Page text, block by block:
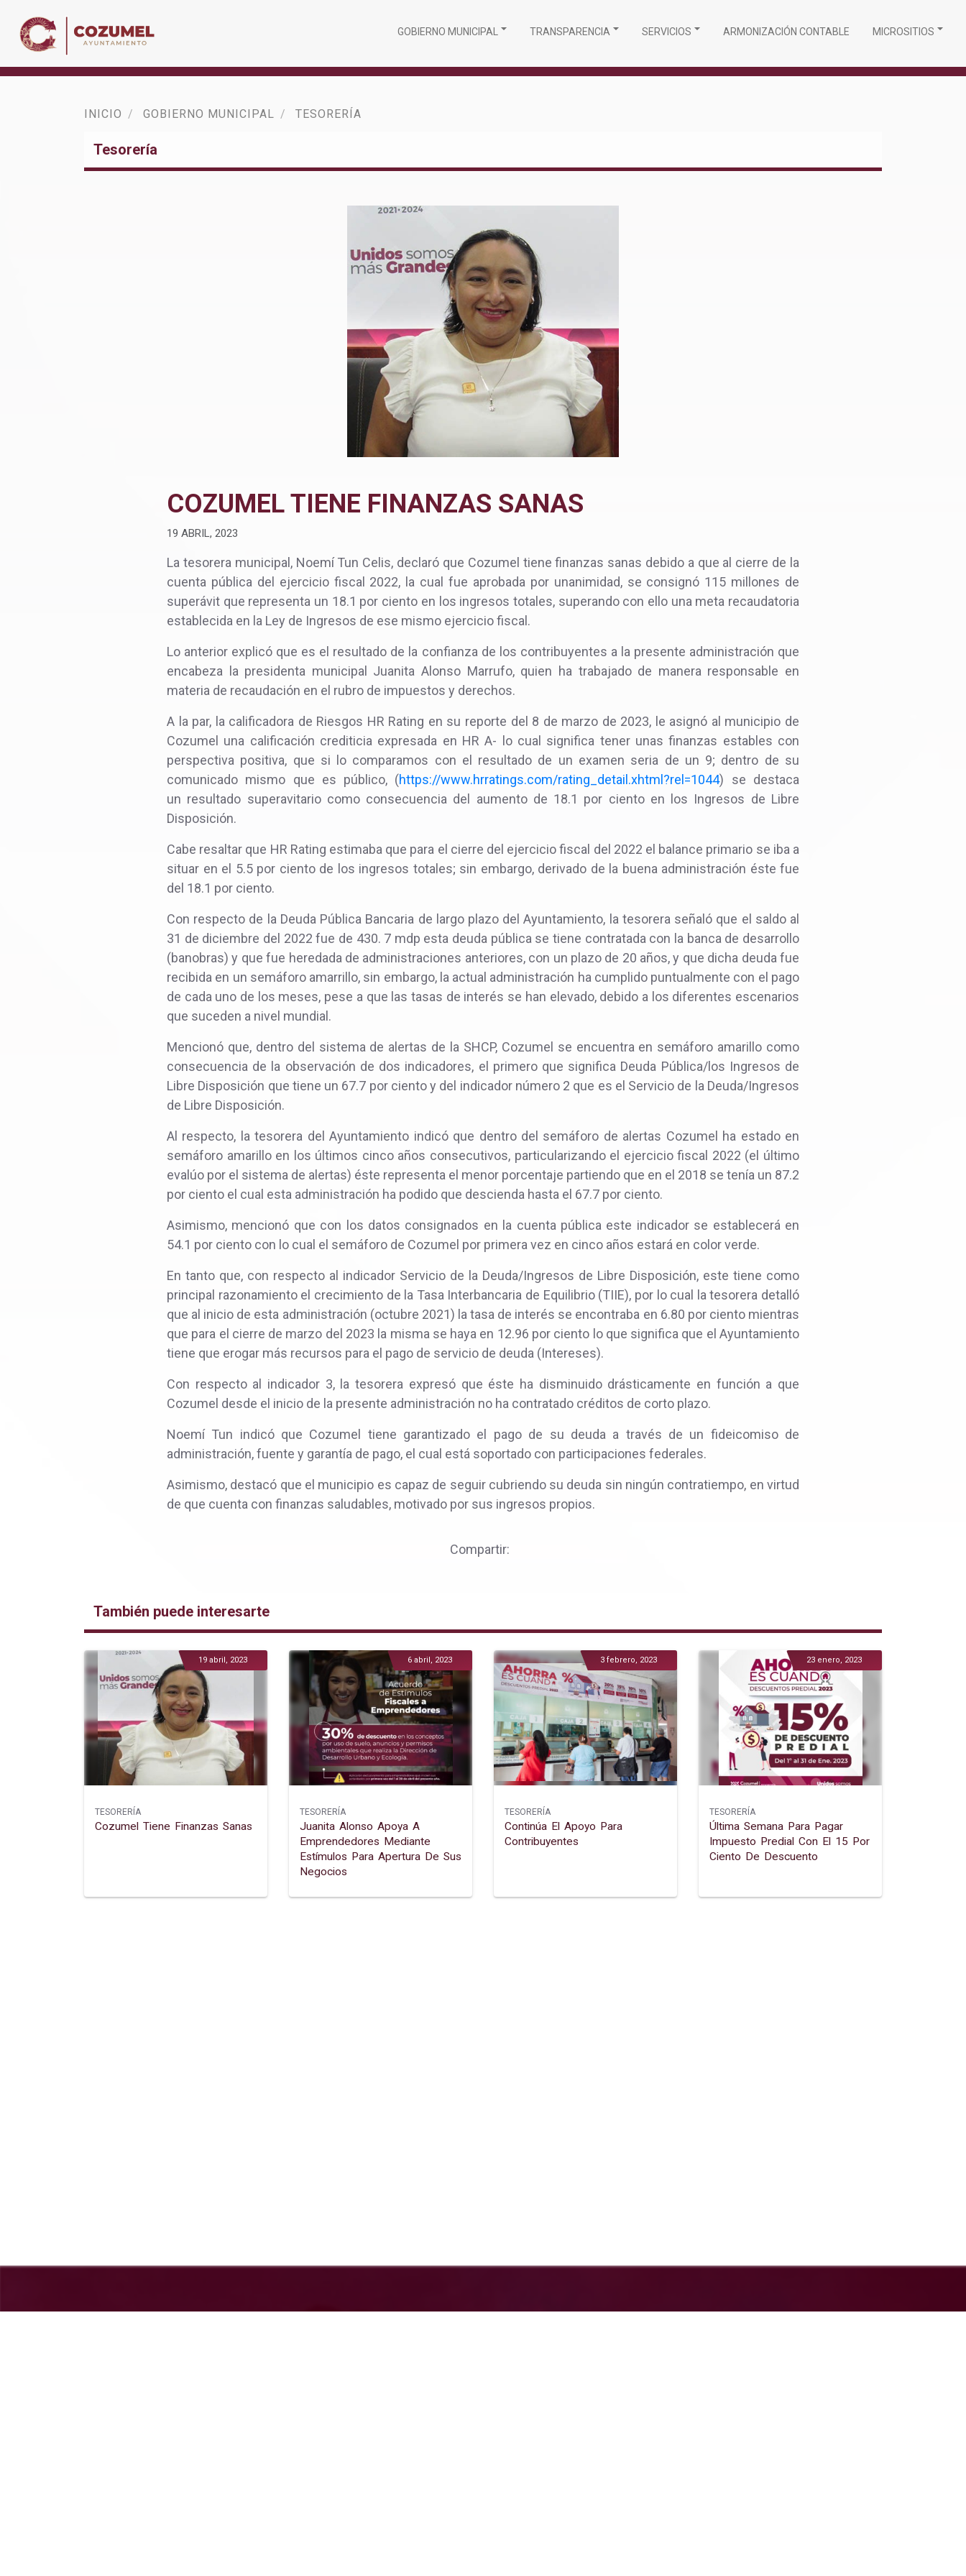
GOBIERNO MUNICIPAL TRANSPARENCIA SERVICIOS ARMONIZACIÓN CONTABLE MICROSITIOS
INICIO GOBIERNO MUNICIPAL TESORERÍA
Tesorería
COZUMEL TIENE FINANZAS SANAS
19 ABRIL, 2023
La tesorera municipal, Noemí Tun Celis, declaró que Cozumel tiene finanzas sanas debido a que al cierre de la
cuenta pública del ejercicio fiscal 2022, la cual fue aprobada por unanimidad, se consignó 115 millones de
superávit que representa un 18.1 por ciento en los ingresos totales, superando con ello una meta recaudatoria
establecida en la Ley de Ingresos de ese mismo ejercicio fiscal.
Lo anterior explicó que es el resultado de la confianza de los contribuyentes a la presente administración que
encabeza la presidenta municipal Juanita Alonso Marrufo, quien ha trabajado de manera responsable en
materia de recaudación en el rubro de impuestos y derechos.
A la par, la calificadora de Riesgos HR Rating en su reporte del 8 de marzo de 2023, le asignó al municipio de
Cozumel una calificación crediticia expresada en HR A- lo cual significa tener unas finanzas estables con
perspectiva positiva, que si lo comparamos con el resultado de un examen seria de un 9; dentro de su
comunicado mismo que es público, (https://www.hrratings.com/rating_detail.xhtml?rel=1044) se destaca
un resultado superavitario como consecuencia del aumento de 18.1 por ciento en los Ingresos de Libre
Disposición.
Cabe resaltar que HR Rating estimaba que para el cierre del ejercicio fiscal del 2022 el balance primario se iba a
situar en el 5.5 por ciento de los ingresos totales; sin embargo, derivado de la buena administración éste fue
del 18.1 por ciento.
Con respecto de la Deuda Pública Bancaria de largo plazo del Ayuntamiento, la tesorera señaló que el saldo al
31 de diciembre del 2022 fue de 430. 7 mdp esta deuda pública se tiene contratada con la banca de desarrollo
(banobras) y que fue heredada de administraciones anteriores, con un plazo de 20 años, y que dicha deuda fue
recibida en un semáforo amarrillo, sin embargo, la actual administración ha cumplido puntualmente con el pago
de cada uno de los meses, pese a que las tasas de interés se han elevado, debido a los diferentes escenarios
que suceden a nivel mundial.
Mencionó que, dentro del sistema de alertas de la SHCP, Cozumel se encuentra en semáforo amarillo como
consecuencia de la observación de dos indicadores, el primero que significa Deuda Pública/los Ingresos de
Libre Disposición que tiene un 67.7 por ciento y del indicador número 2 que es el Servicio de la Deuda/Ingresos
de Libre Disposición.
Al respecto, la tesorera del Ayuntamiento indicó que dentro del semáforo de alertas Cozumel ha estado en
semáforo amarillo en los últimos cinco años consecutivos, particularizando el ejercicio fiscal 2022 (el último
evalúo por el sistema de alertas) éste representa el menor porcentaje partiendo que en el 2018 se tenía un 87.2
por ciento el cual esta administración ha podido que descienda hasta el 67.7 por ciento.
Asimismo, mencionó que con los datos consignados en la cuenta pública este indicador se establecerá en
54.1 por ciento con lo cual el semáforo de Cozumel por primera vez en cinco años estará en color verde.
En tanto que, con respecto al indicador Servicio de la Deuda/Ingresos de Libre Disposición, este tiene como
principal razonamiento el crecimiento de la Tasa Interbancaria de Equilibrio (TIIE), por lo cual la tesorera detalló
que al inicio de esta administración (octubre 2021) la tasa de interés se encontraba en 6.80 por ciento mientras
que para el cierre de marzo del 2023 la misma se haya en 12.96 por ciento lo que significa que el Ayuntamiento
tiene que erogar más recursos para el pago de servicio de deuda (Intereses).
Con respecto al indicador 3, la tesorera expresó que éste ha disminuido drásticamente en función a que
Cozumel desde el inicio de la presente administración no ha contratado créditos de corto plazo.
Noemí Tun indicó que Cozumel tiene garantizado el pago de su deuda a través de un fideicomiso de
administración, fuente y garantía de pago, el cual está soportado con participaciones federales.
Asimismo, destacó que el municipio es capaz de seguir cubriendo su deuda sin ningún contratiempo, en virtud
de que cuenta con finanzas saludables, motivado por sus ingresos propios.
Compartir:
También puede interesarte
19 abril, 2023
TESORERÍA
Cozumel Tiene Finanzas Sanas
6 abril, 2023
TESORERÍA
Juanita Alonso Apoya A
Emprendedores Mediante
Estímulos Para Apertura De Sus
Negocios
3 febrero, 2023
TESORERÍA
Continúa El Apoyo Para
Contribuyentes
23 enero, 2023
TESORERÍA
Última Semana Para Pagar
Impuesto Predial Con El 15 Por
Ciento De Descuento